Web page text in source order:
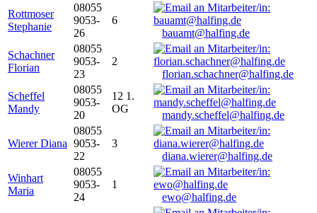
Rottmoser
Stephanie
08055
9053-
26
6
bauamt@halfing.de
Schachner
Florian
08055
9053-
23
2
florian.schachner@halfing.de
Scheffel
Mandy
08055
9053-
20
12 1.
OG
mandy.scheffel@halfing.de
Wierer Diana
08055
9053-
22
3
diana.wierer@halfing.de
Winhart
Maria
08055
9053-
24
1
ewo@halfing.de